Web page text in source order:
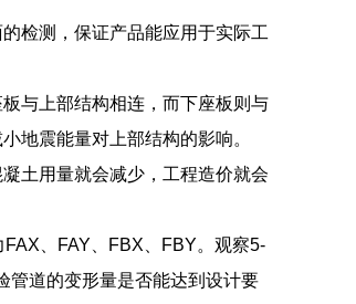
检测，保证产品能应用于实际工
与上部结构相连，而下座板则与
地震能量对上部结构的影响。
土用量就会减少，工程造价就会
、FAY、FBX、FBY。观察5-
管道的变形量是否能达到设计要